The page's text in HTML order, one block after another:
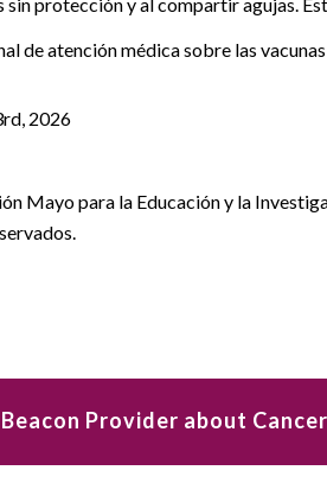
de atención médica sobre las
2026
Mayo para la Educación y la
Provider about Cancer